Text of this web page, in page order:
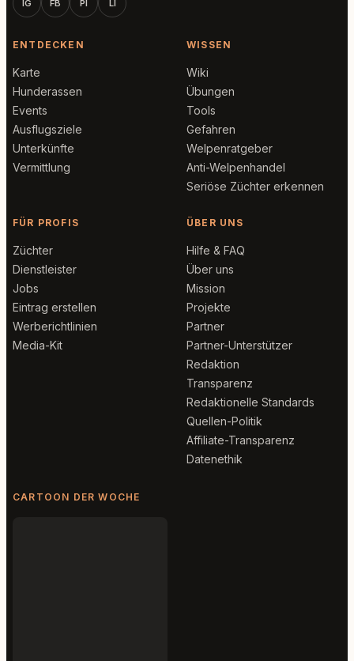
IG FB PI LI
ENTDECKEN
Karte
Hunderassen
Events
Ausflugsziele
Unterkünfte
Vermittlung
WISSEN
Wiki
Übungen
Tools
Gefahren
Welpenratgeber
Anti-Welpenhandel
Seriöse Züchter erkennen
FÜR PROFIS
Züchter
Dienstleister
Jobs
Eintrag erstellen
Werberichtlinien
Media-Kit
ÜBER UNS
Hilfe & FAQ
Über uns
Mission
Projekte
Partner
Partner-Unterstützer
Redaktion
Transparenz
Redaktionelle Standards
Quellen-Politik
Affiliate-Transparenz
Datenethik
CARTOON DER WOCHE